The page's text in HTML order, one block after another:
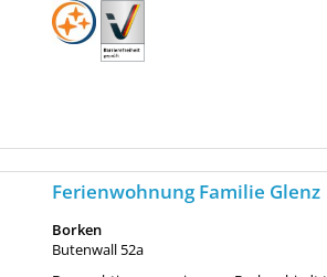
Ferienwohnung Familie Glenz
Borken
Butenwall 52a